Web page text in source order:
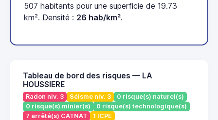
507 habitants pour une superficie de 19.73
km². Densité : 26 hab/km².
Tableau de bord des risques — LA
HOUSSIERE
Radon niv. 3 Séisme niv. 3
0 risque(s) naturel(s)
0 risque(s) minier(s)
0 risque(s) technologique(s)
7 arrêté(s) CATNAT
1 ICPE